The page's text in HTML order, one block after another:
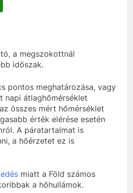
a megszokottnál
időszak.
pontos meghatározása, vagy
napi átlaghőmérséklet
összes mért hőmérséklet
érték elérése esetén
A páratartalmat is
a hőérzetet ez is
miatt a Föld számos
a hőhullámok.